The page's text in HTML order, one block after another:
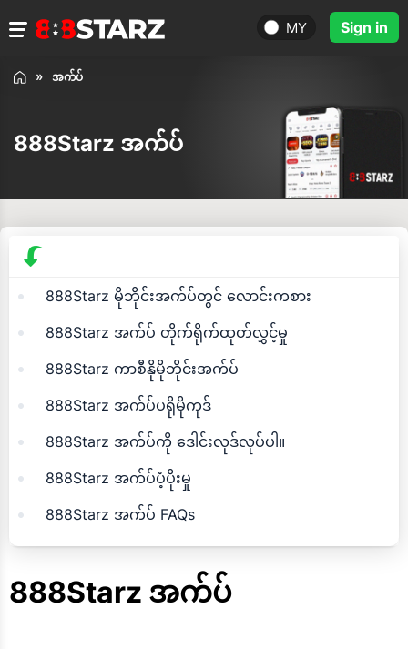
MY Sign in
အက်ပ်
888Starz အက်ပ်
888Starz မိုဘိုင်းအက်ပ်တွင် လောင်းကစား
888Starz အက်ပ် တိုက်ရိုက်ထုတ်လွှင့်မှု
888Starz ကာစီနိုမိုဘိုင်းအက်ပ်
888Starz အက်ပ်ပရိုမိုကုဒ်
888Starz အက်ပ်ကို ဒေါင်းလုဒ်လုပ်ပါ။
888Starz အက်ပ်ပံ့ပိုးမှု
888Starz အက်ပ် FAQs
888Starz အက်ပ်